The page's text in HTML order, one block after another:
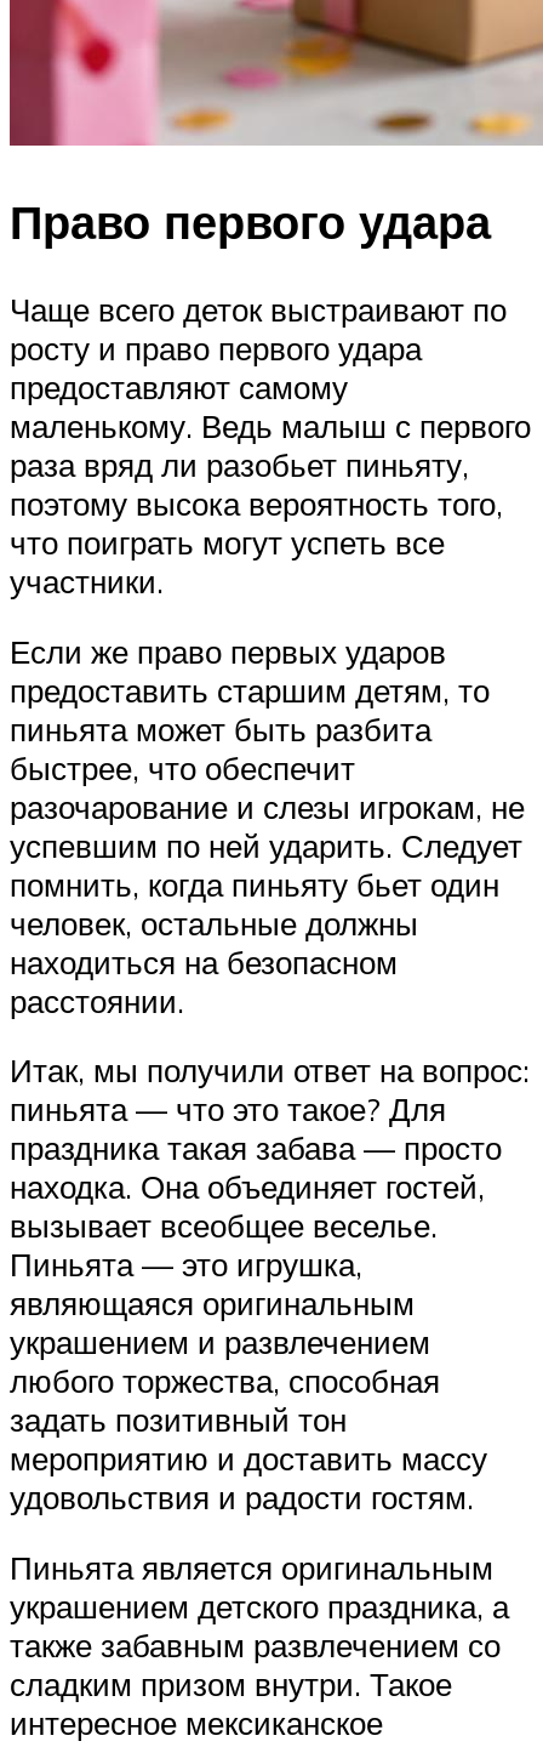
Право первого удара
Чаще всего деток выстраивают по
росту и право первого удара
предоставляют самому
маленькому. Ведь малыш с первого
раза вряд ли разобьет пиньяту,
поэтому высока вероятность того,
что поиграть могут успеть все
участники.
Если же право первых ударов
предоставить старшим детям, то
пиньята может быть разбита
быстрее, что обеспечит
разочарование и слезы игрокам, не
успевшим по ней ударить. Следует
помнить, когда пиньяту бьет один
человек, остальные должны
находиться на безопасном
расстоянии.
Итак, мы получили ответ на вопрос:
пиньята — что это такое? Для
праздника такая забава — просто
находка. Она объединяет гостей,
вызывает всеобщее веселье.
Пиньята — это игрушка,
являющаяся оригинальным
украшением и развлечением
любого торжества, способная
задать позитивный тон
мероприятию и доставить массу
удовольствия и радости гостям.
Пиньята является оригинальным
украшением детского праздника, а
также забавным развлечением со
сладким призом внутри. Такое
интересное мексиканское